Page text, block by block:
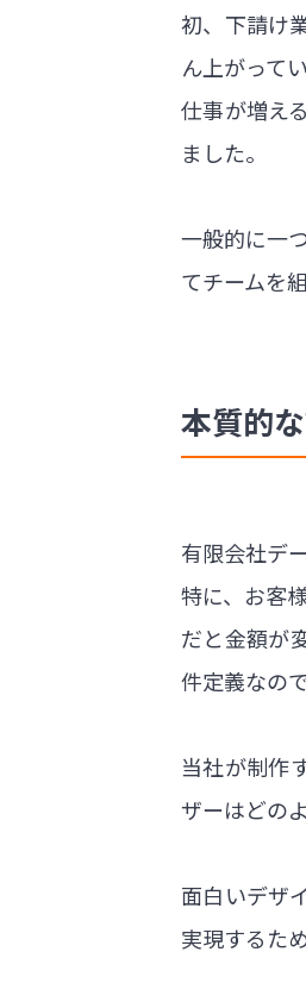
初、下請け
ん上がって
仕事が増え
ました。
一般的に一
てチームを
本質的
有限会社デ
特に、お客
だと金額が
件定義なので
当社が制作
ザーはどの
面白いデザ
実現するた